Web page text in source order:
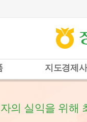
지도경제
의 실익을 위해